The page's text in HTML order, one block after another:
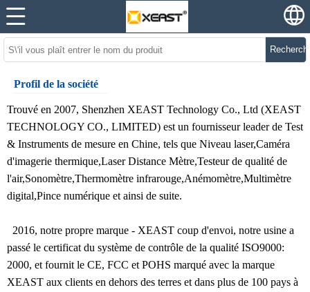
Profil de la société
Trouvé en 2007, Shenzhen XEAST Technology Co., Ltd (XEAST
TECHNOLOGY CO., LIMITED) est un fournisseur leader de Test
& Instruments de mesure en Chine, tels que Niveau laser,Caméra
d'imagerie thermique,Laser Distance Mètre,Testeur de qualité de
l'air,Sonomètre,Thermomètre infrarouge,Anémomètre,Multimètre
digital,Pince numérique et ainsi de suite.
2016, notre propre marque - XEAST coup d'envoi, notre usine a
passé le certificat du système de contrôle de la qualité ISO9000:
2000, et fournit le CE, FCC et POHS marqué avec la marque
XEAST aux clients en dehors des terres et dans plus de 100 pays à